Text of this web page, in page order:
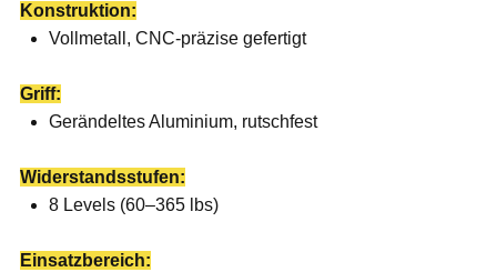
Konstruktion:
Vollmetall, CNC-präzise gefertigt
Griff:
Gerändeltes Aluminium, rutschfest
Widerstandsstufen:
8 Levels (60–365 lbs)
Einsatzbereich: